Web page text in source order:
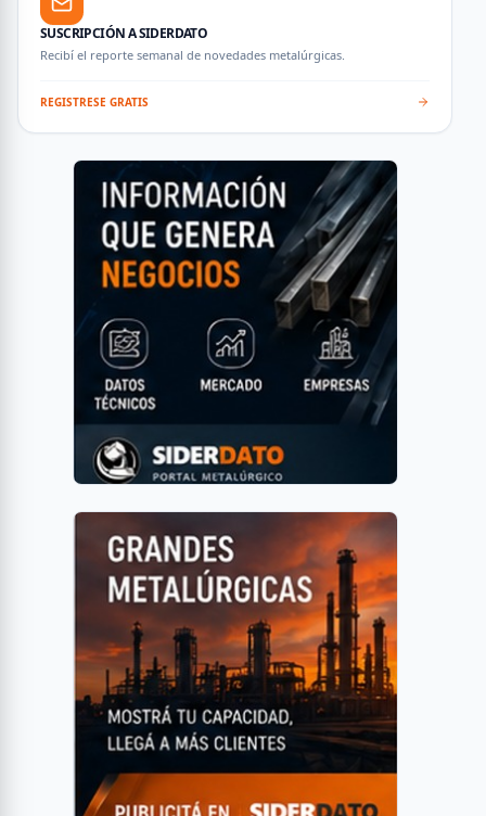
SUSCRIPCIÓN A SIDERDATO
Recibí el reporte semanal de novedades metalúrgicas.
REGISTRESE GRATIS